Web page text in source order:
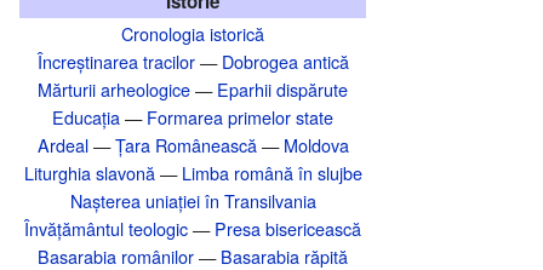
Cronologia istorică
Încreștinarea tracilor—Dobrogea antică
Mărturii arheologice—Eparhii dispărute
Educația—Formarea primelor state
Ardeal—Țara Românească—Moldova
Liturghia slavonă—Limba română în slujbe
Nașterea uniației în Transilvania‎
Învățământul teologic—Presa bisericească
Basarabia românilor—Basarabia răpită